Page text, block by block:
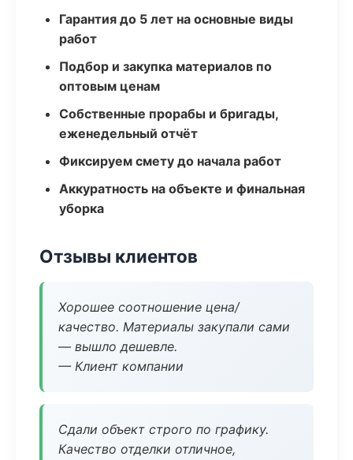
Гарантия до 5 лет на основные виды
работ
Подбор и закупка материалов по
оптовым ценам
Собственные прорабы и бригады,
еженедельный отчёт
Фиксируем смету до начала работ
Аккуратность на объекте и финальная
уборка
Отзывы клиентов
Хорошее соотношение цена/
качество. Материалы закупали сами
— вышло дешевле.
— Клиент компании
Сдали объект строго по графику.
Качество отделки отличное,